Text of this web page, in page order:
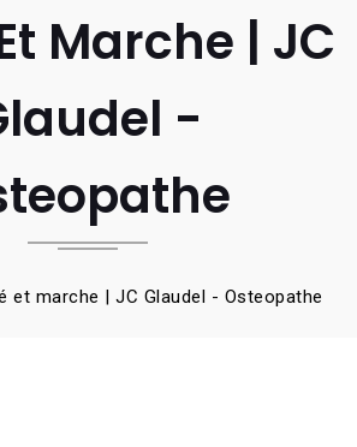
Marche | JC
-
et marche | JC Glaudel - Osteopathe